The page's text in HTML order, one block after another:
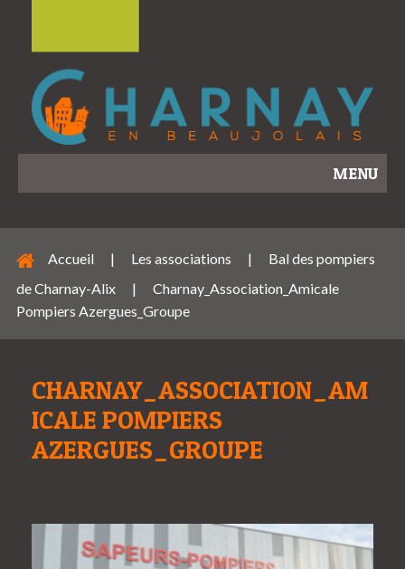
MENU
Accueil | Les associations |
Bal des pompiers
de Charnay-Alix
|
Charnay_Association_Amicale
Pompiers Azergues_Groupe
CHARNAY_ASSOCIATION_AM
ICALE POMPIERS
AZERGUES_GROUPE